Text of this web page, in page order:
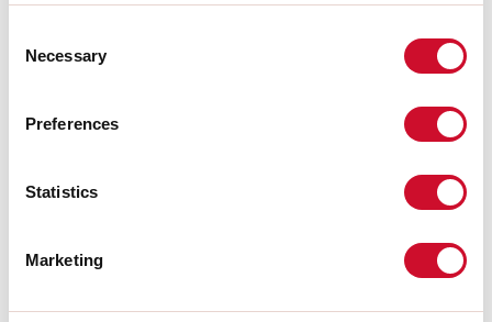
Selection
Necessary
Preferences
Statistics
Marketing
CE-ZERTIFIZIERUNGEN
DATENBLATT